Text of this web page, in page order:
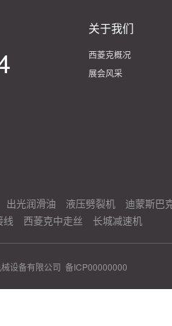
关于我们
西菱克概况
展会风采
出光润滑油 液压劈裂机
迪蒙斯巴
线 西菱克中走丝 长城减速机
设备有限公司 备ICP00000000